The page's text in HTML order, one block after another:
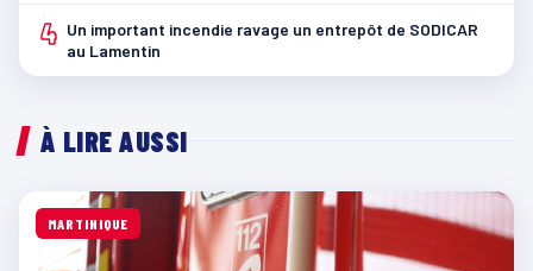
4 Un important incendie ravage un entrepôt de SODICAR
au Lamentin
À LIRE AUSSI
MARTINIQUE